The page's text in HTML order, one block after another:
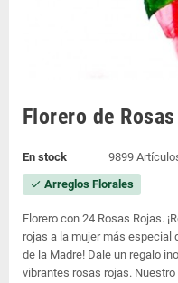
Florero de
En stock 9899
check Arreglos Florales
Florero con 24 Rosas Rojas.
rojas a la mujer más especial
de la Madre! Dale un regalo
vibrantes rosas rojas.